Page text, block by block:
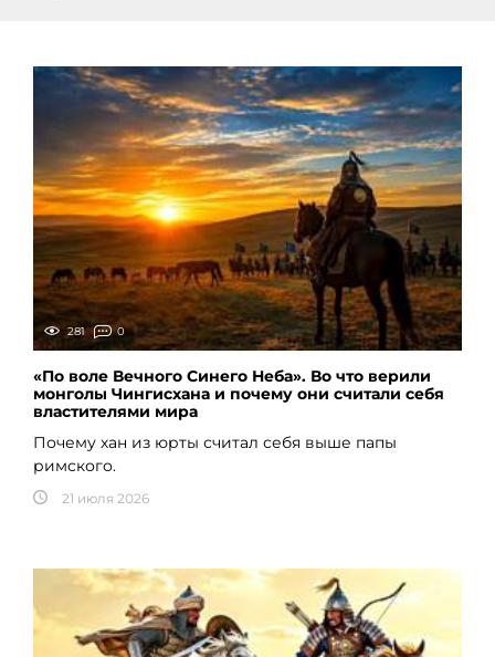
281 0
«По воле Вечного Синего Неба». Во что верили
монголы Чингисхана и почему они считали себя
властителями мира
Почему хан из юрты считал себя выше папы
римского.
21 июля 2026